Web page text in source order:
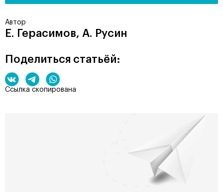
Автор
Е. Герасимов, А. Русин
Поделиться статьёй:
Ссылка скопирована